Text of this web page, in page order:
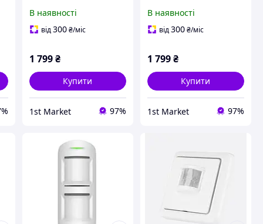
(5328.09.WH1/23054.09.
WH1)
В наявності
від300 ₴/міс
1 799 ₴
Купити
1st Market 97%
В наявності
від300₴/міс
1 799₴
Купити
1st Market 97%